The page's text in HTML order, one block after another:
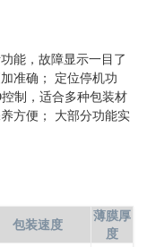
能，故障显示一目了
准确； 定位停机功
制，适合多种包装材
方便； 大部分功能实
包装速度
薄膜厚
度